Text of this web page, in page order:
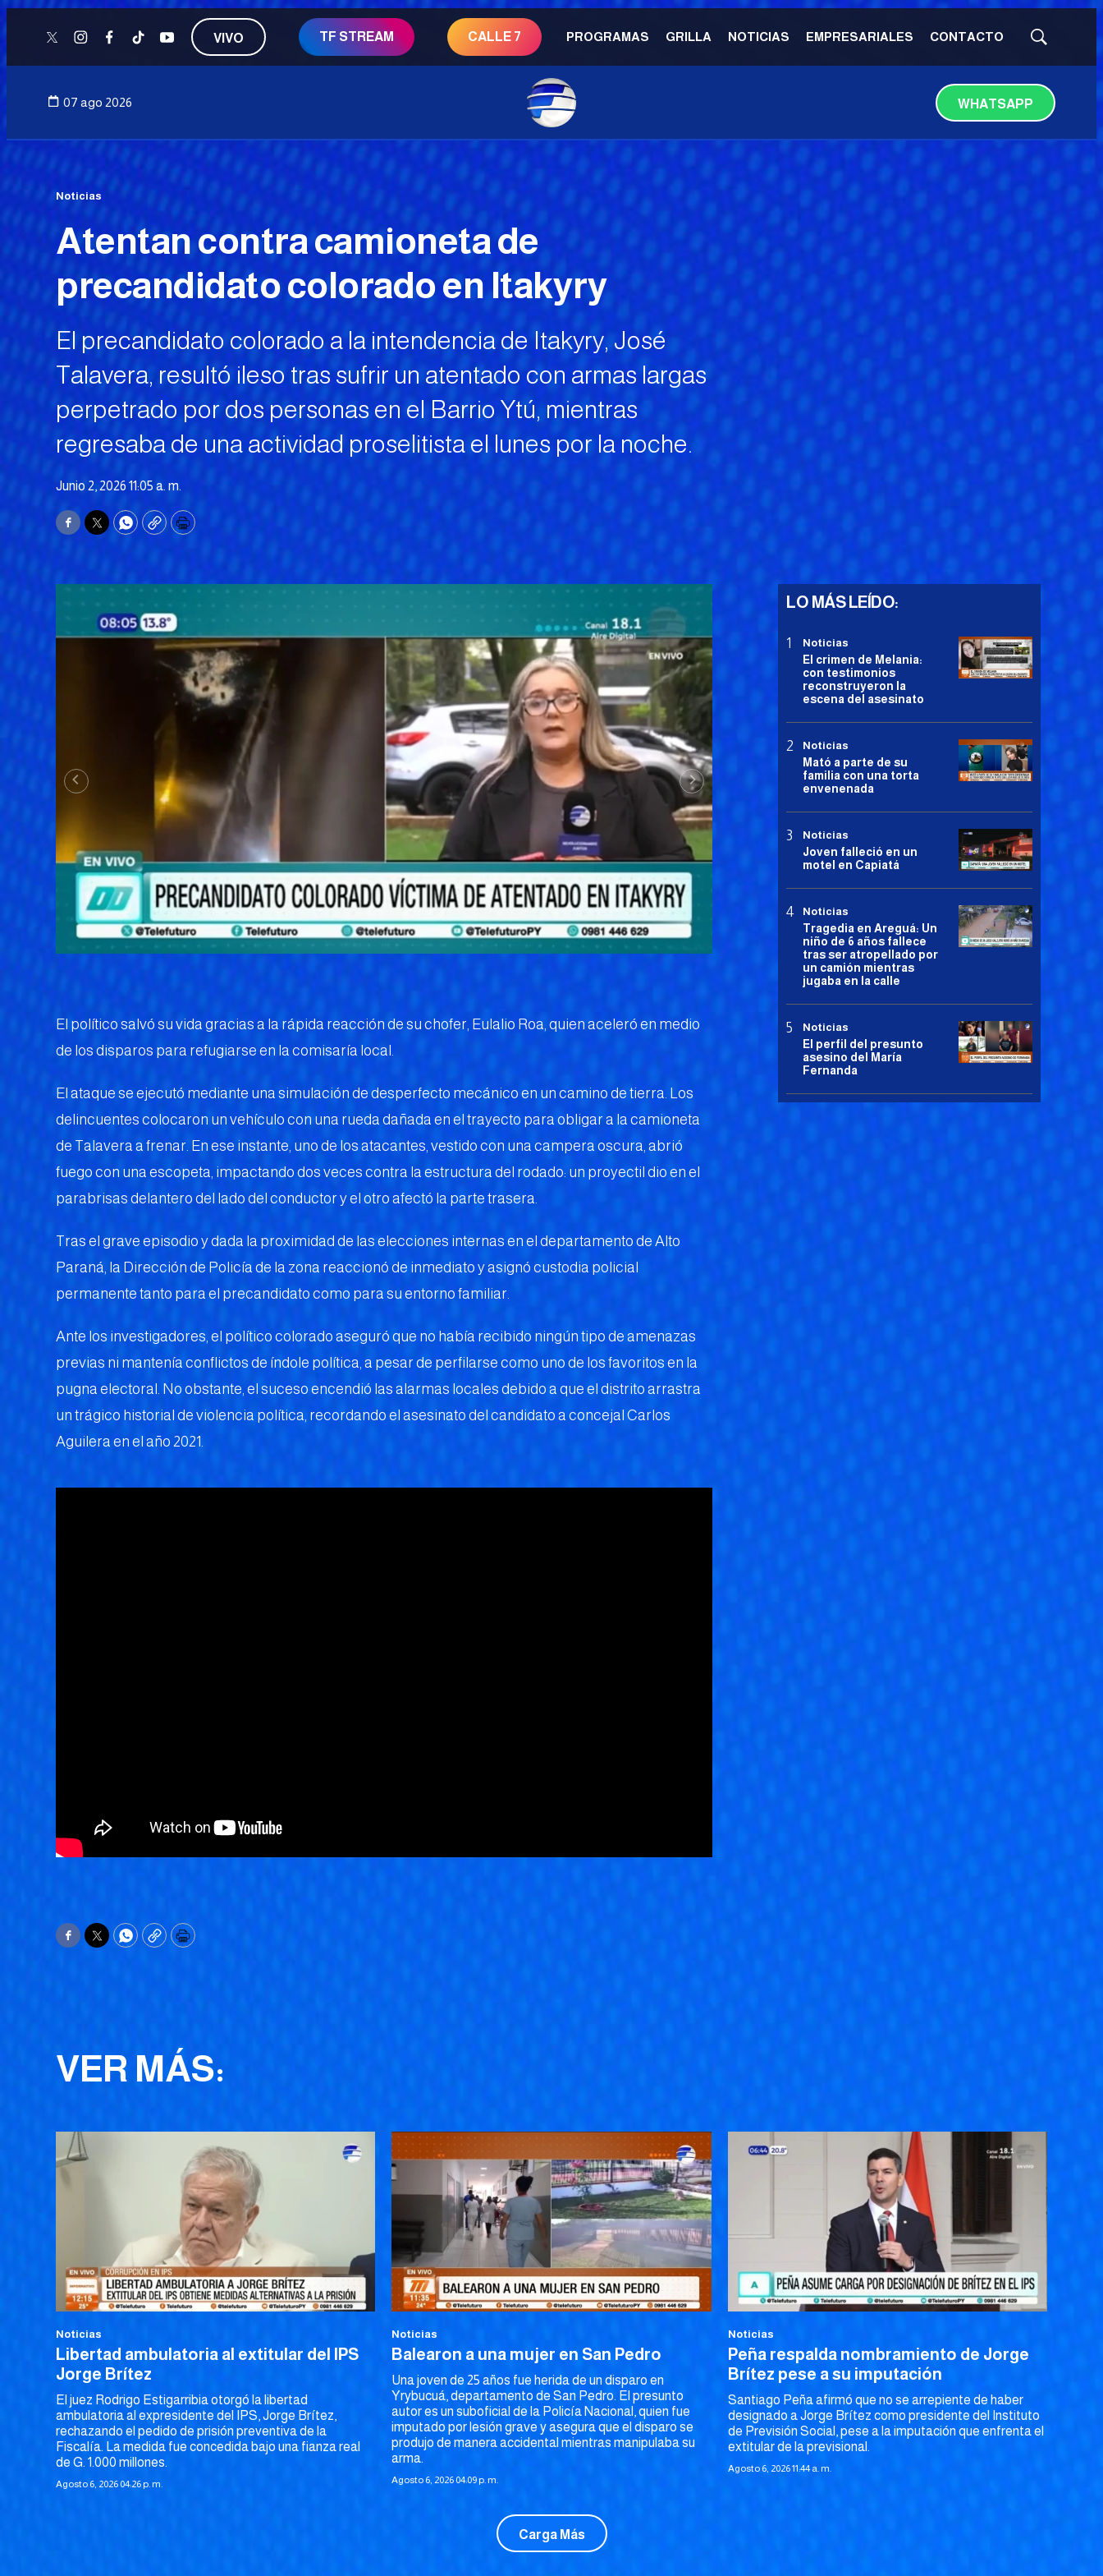
twitterinstagram
facebook
tiktokyoutubeVIVO TF STREAM CALLE 7 PROGRAMAS GRILLA NOTICIAS EMPRESARIALES CONTACTO
Mostrar
07 ago 2026 WHATSAPP
Noticias
Atentan contra camioneta de
precandidato colorado en Itakyry
El precandidato colorado a la intendencia de Itakyry, José
Talavera, resultó ileso tras sufrir un atentado con armas largas
perpetrado por dos personas en el Barrio Ytú, mientras
regresaba de una actividad proselitista el lunes por la noche.
Junio 2, 2026 11:05 a. m.
Facebook
TwitterWhatsApp
CopyPrint
El político salvó su vida gracias a la rápida reacción de su chofer, Eulalio Roa, quien aceleró en medio
de los disparos para refugiarse en la comisaría local.
El ataque se ejecutó mediante una simulación de desperfecto mecánico en un camino de tierra. Los
delincuentes colocaron un vehículo con una rueda dañada en el trayecto para obligar a la camioneta
de Talavera a frenar. En ese instante, uno de los atacantes, vestido con una campera oscura, abrió
fuego con una escopeta, impactando dos veces contra la estructura del rodado: un proyectil dio en el
parabrisas delantero del lado del conductor y el otro afectó la parte trasera.
Tras el grave episodio y dada la proximidad de las elecciones internas en el departamento de Alto
Paraná, la Dirección de Policía de la zona reaccionó de inmediato y asignó custodia policial
permanente tanto para el precandidato como para su entorno familiar.
Ante los investigadores, el político colorado aseguró que no había recibido ningún tipo de amenazas
previas ni mantenía conflictos de índole política, a pesar de perfilarse como uno de los favoritos en la
pugna electoral. No obstante, el suceso encendió las alarmas locales debido a que el distrito arrastra
un trágico historial de violencia política, recordando el asesinato del candidato a concejal Carlos
Aguilera en el año 2021.
Facebook
TwitterWhatsApp
CopyPrint
LO MÁS LEÍDO:
Noticias
El crimen de Melania:
con testimonios
reconstruyeron la
escena del asesinato
Noticias
Mató a parte de su
familia con una torta
envenenada
Noticias
Joven falleció en un
motel en Capiatá
Noticias
Tragedia en Areguá: Un
niño de 6 años fallece
tras ser atropellado por
un camión mientras
jugaba en la calle
Noticias
El perfil del presunto
asesino del María
Fernanda
VER MÁS:
Noticias
Libertad ambulatoria al extitular del IPS
Jorge Brítez
El juez Rodrigo Estigarribia otorgó la libertad
ambulatoria al expresidente del IPS, Jorge Brítez,
rechazando el pedido de prisión preventiva de la
Fiscalía. La medida fue concedida bajo una fianza real
de G. 1.000 millones.
Agosto 6, 2026 04:26 p. m.
Noticias
Balearon a una mujer en San Pedro
Una joven de 25 años fue herida de un disparo en
Yrybucuá, departamento de San Pedro. El presunto
autor es un suboficial de la Policía Nacional, quien fue
imputado por lesión grave y asegura que el disparo se
produjo de manera accidental mientras manipulaba su
arma.
Agosto 6, 2026 04:09 p. m.
Noticias
Peña respalda nombramiento de Jorge
Brítez pese a su imputación
Santiago Peña afirmó que no se arrepiente de haber
designado a Jorge Brítez como presidente del Instituto
de Previsión Social, pese a la imputación que enfrenta el
extitular de la previsional.
Agosto 6, 2026 11:44 a. m.
Carga Más